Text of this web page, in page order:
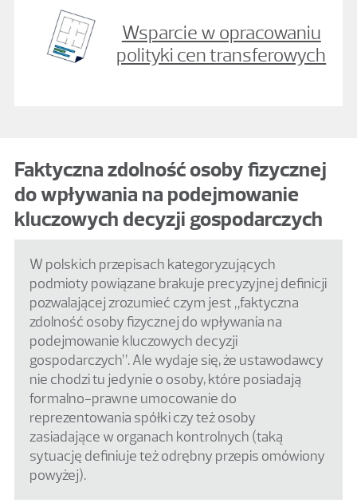
Wsparcie w opracowaniu
polityki cen transferowych
Faktyczna zdolność osoby fizycznej
do wpływania na podejmowanie
kluczowych decyzji gospodarczych
W polskich przepisach kategoryzujących
podmioty powiązane brakuje precyzyjnej definicji
pozwalającej zrozumieć czym jest „faktyczna
zdolność osoby fizycznej do wpływania na
podejmowanie kluczowych decyzji
gospodarczych”. Ale wydaje się, że ustawodawcy
nie chodzi tu jedynie o osoby, które posiadają
formalno-prawne umocowanie do
reprezentowania spółki czy też osoby
zasiadające w organach kontrolnych (taką
sytuację definiuje też odrębny przepis omówiony
powyżej).